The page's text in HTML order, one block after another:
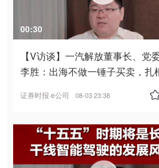
00:30
【V访谈】一汽解放董事长、党
李胜：出海不做一锤子买卖，扎
证券时报·e公司 08-03 23:38